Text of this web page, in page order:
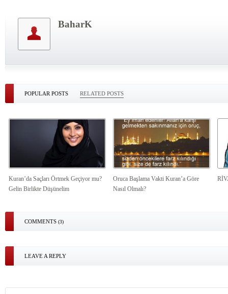
BaharK
POPULAR POSTS RELATED POSTS
Kuran’da Saçları Örtmek Geçiyor mu?
Gelin Birlikte Düşünelim
Oruca Başlama Vakti Kuran’a Göre
Nasıl Olmalı?
COMMENTS (3)
LEAVE A REPLY